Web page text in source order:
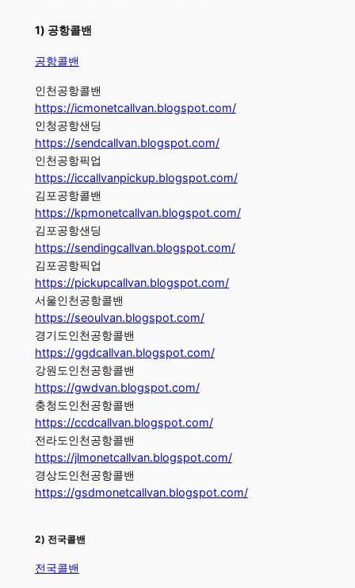
​​1) 공항콜밴
공항콜밴
인천공항콜밴
https://icmonetcallvan.blogspot.com/
인청공항샌딩
https://sendcallvan.blogspot.com/
인천공항픽업
https://iccallvanpickup.blogspot.com/
김포공항콜밴
https://kpmonetcallvan.blogspot.com/
김포공항샌딩
https://sendingcallvan.blogspot.com/
김포공항픽업
https://pickupcallvan.blogspot.com/
서울인천공항콜밴
https://seoulvan.blogspot.com/
경기도인천공항콜밴
https://ggdcallvan.blogspot.com/
강원도인천공항콜밴
https://gwdvan.blogspot.com/
충청도인천공항콜밴
https://ccdcallvan.blogspot.com/
전라도인천공항콜밴
https://jlmonetcallvan.blogspot.com/
경상도인천공항콜밴
https://gsdmonetcallvan.blogspot.com/
​2) 전국콜밴
전국콜밴